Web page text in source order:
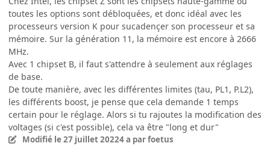
toutes les options sont débloquées, et donc idéal avec les
processeurs version K pour sucadençer son processeur et sa
mémoire. Sur la génération 11, la mémoire est encore à 2666
MHz.
Avec 1 chipset B, il faut s'attendre à seulement aux réglages
de base.
De toute manière, avec les différentes limites (tau, PL1, P.L2),
les différents boost, je pense que cela demande 1 temps
certain pour le réglage. Alors si tu rajoutes la modification des
voltages (si c'est possible), cela va être "long et dur"
Modifié le 27 juillet 20224 a par foetus